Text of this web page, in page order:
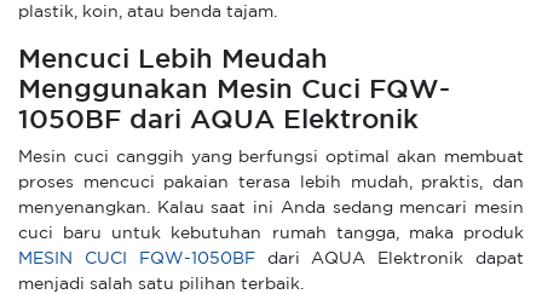
plastik, koin, atau benda tajam.
Mencuci Lebih Meudah
Menggunakan Mesin Cuci FQW-
1050BF dari AQUA Elektronik
Mesin cuci canggih yang berfungsi optimal akan membuat
proses mencuci pakaian terasa lebih mudah, praktis, dan
menyenangkan. Kalau saat ini Anda sedang mencari mesin
cuci baru untuk kebutuhan rumah tangga, maka produk
MESIN CUCI FQW-1050BF dari AQUA Elektronik dapat
menjadi salah satu pilihan terbaik.